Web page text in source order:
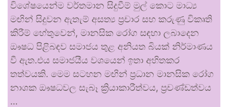
විශේෂයෙන්ම වර්තමාන සිදුවීම් මුල් කොට මාධ්‍ය
මඟින් සිදුවන ඇතැම් අසත්‍ය ප්‍රචාර සහ කරුණු විකෘති
කිරීම් හේතුවෙන්, මානසික රෝග සඳහා ලබාදෙන
ඖෂධ පිළිබඳව සමාජය තුළ අනියත බියක් නිර්මාණය
වී ඇත.එය සමාජයීය වශයෙන් ඉතා අහිතකර
තත්වයකි. මෙම සටහන මඟින් ප්‍රධාන මානසික රෝග
නාශක ඖෂධවල සැබෑ ක්‍රියාකාරීත්වය, ප්‍රචණ්ඩත්වය
…